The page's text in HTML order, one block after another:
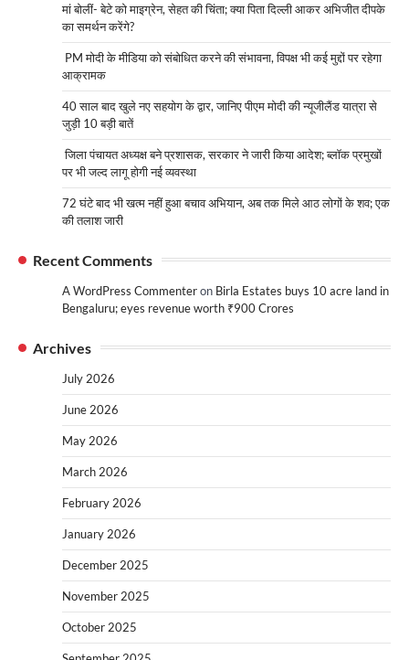
मां बोलीं- बेटे को माइग्रेन, सेहत की चिंता; क्या पिता दिल्ली आकर अभिजीत दीपके
का समर्थन करेंगे?
PM मोदी के मीडिया को संबोधित करने की संभावना, विपक्ष भी कई मुद्दों पर रहेगा
आक्रामक
40 साल बाद खुले नए सहयोग के द्वार, जानिए पीएम मोदी की न्यूजीलैंड यात्रा से
जुड़ी 10 बड़ी बातें
जिला पंचायत अध्यक्ष बने प्रशासक, सरकार ने जारी किया आदेश; ब्लॉक प्रमुखों
पर भी जल्द लागू होगी नई व्यवस्था
72 घंटे बाद भी खत्म नहीं हुआ बचाव अभियान, अब तक मिले आठ लोगों के शव; एक
की तलाश जारी
Recent Comments
A WordPress Commenteron Birla Estates buys 10 acre land in
Bengaluru; eyes revenue worth ₹900 Crores
Archives
July 2026
June 2026
May 2026
March 2026
February 2026
January 2026
December 2025
November 2025
October 2025